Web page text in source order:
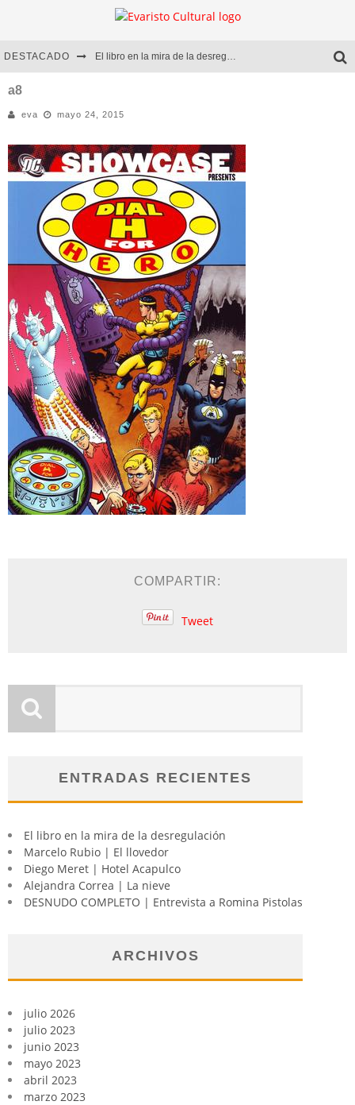
DESTACADO El libro en la mira de la desregulación
Diego Meret | Hotel Acapulco
Alejandra Correa | La nieve
a8
eva mayo 24, 2015
COMPARTIR:
Tweet
ENTRADAS RECIENTES
El libro en la mira de la desregulación
Marcelo Rubio | El llovedor
Diego Meret | Hotel Acapulco
Alejandra Correa | La nieve
DESNUDO COMPLETO | Entrevista a Romina Pistolas
ARCHIVOS
julio 2026
julio 2023
junio 2023
mayo 2023
abril 2023
marzo 2023